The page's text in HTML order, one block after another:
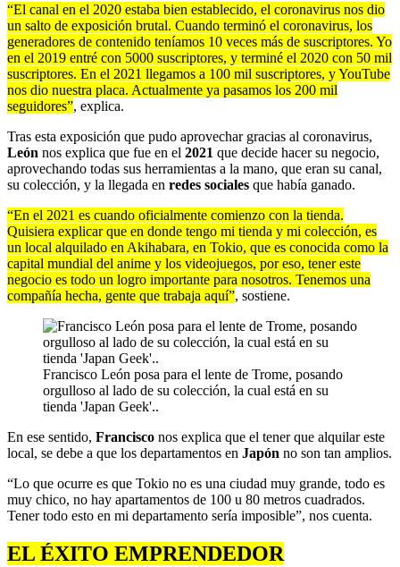
“El canal en el 2020 estaba bien establecido, el coronavirus nos dio
un salto de exposición brutal. Cuando terminó el coronavirus, los
generadores de contenido teníamos 10 veces más de suscriptores. Yo
en el 2019 entré con 5000 suscriptores, y terminé el 2020 con 50 mil
suscriptores. En el 2021 llegamos a 100 mil suscriptores, y YouTube
nos dio nuestra placa. Actualmente ya pasamos los 200 mil
seguidores”, explica.
Tras esta exposición que pudo aprovechar gracias al coronavirus,
León nos explica que fue en el 2021 que decide hacer su negocio,
aprovechando todas sus herramientas a la mano, que eran su canal,
su colección, y la llegada en redes sociales que había ganado.
“En el 2021 es cuando oficialmente comienzo con la tienda.
Quisiera explicar que en donde tengo mi tienda y mi colección, es
un local alquilado en Akihabara, en Tokio, que es conocida como la
capital mundial del anime y los videojuegos, por eso, tener este
negocio es todo un logro importante para nosotros. Tenemos una
compañía hecha, gente que trabaja aquí”, sostiene.
Francisco León posa para el lente de Trome, posando
orgulloso al lado de su colección, la cual está en su
tienda 'Japan Geek'..
En ese sentido, Francisco nos explica que el tener que alquilar este
local, se debe a que los departamentos en Japón no son tan amplios.
“Lo que ocurre es que Tokio no es una ciudad muy grande, todo es
muy chico, no hay apartamentos de 100 u 80 metros cuadrados.
Tener todo esto en mi departamento sería imposible”, nos cuenta.
EL ÉXITO EMPRENDEDOR